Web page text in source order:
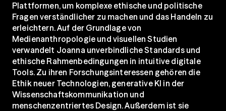
Plattformen, um komplexe ethische und politische
Fragen verständlicher zu machen und das Handeln zu
erleichtern. Auf der Grundlage von
Medienanthropologie und visuellen Studien
verwandelt Joanna unverbindliche Standards und
ethische Rahmenbedingungen in intuitive digitale
Tools. Zu ihren Forschungsinteressen gehören die
Ethik neuer Technologien, generative KI in der
Wissenschaftskommunikation und
menschenzentriertes Design. Außerdem ist sie